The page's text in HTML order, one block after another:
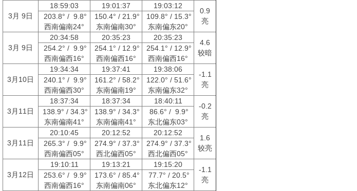
3月 9日
18:59:03 19:01:37 19:03:12
0.9
亮
203.8° / 9.8°
西南偏南24°
150.4° / 21.9°
东南偏南30°
109.8° / 15.3°
东南偏东20°
3月 9日
20:34:58 20:35:23 20:35:23
4.6
较暗
254.2° / 9.9°
西南偏西16°
254.1° / 12.9°
西南偏西16°
254.1° / 12.9°
西南偏西16°
3月10日
19:34:34 19:37:41 19:38:06
-1.1
亮
240.1° / 9.9°
西南偏西30°
161.2° / 58.2°
东南偏南19°
122.0° / 51.6°
东南偏东32°
3月11日
18:37:34 18:37:34 18:40:11
-0.2
亮
138.9° / 34.3°
东南偏南41°
138.9° / 34.3°
东南偏南41°
86.6° / 9.9°
东北偏东03°
3月11日
20:10:45 20:12:52 20:12:52
1.6
较亮
265.3° / 9.9°
西南偏西05°
274.9° / 37.3°
西北偏西05°
274.9° / 37.3°
西北偏西05°
3月12日
19:10:11 19:13:21 19:15:20
-1.1
亮
253.6° / 9.9°
西南偏西16°
173.6° / 85.4°
东南偏南06°
77.7° / 20.5°
东北偏东12°